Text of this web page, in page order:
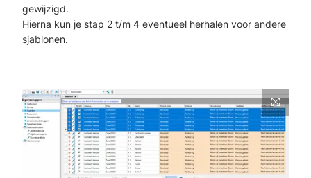
gewijzigd.
Hierna kun je stap 2 t/m 4 eventueel herhalen voor andere
sjablonen.